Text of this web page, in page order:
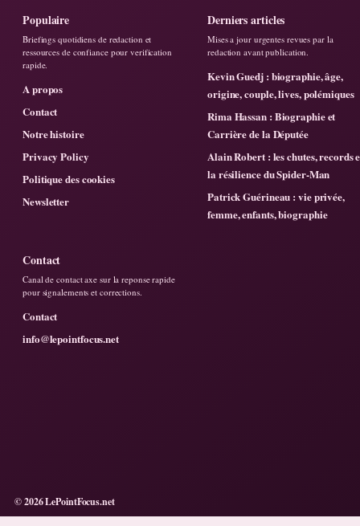
Populaire
Briefings quotidiens de redaction et
ressources de confiance pour verification
rapide.
A propos
Contact
Notre histoire
Privacy Policy
Politique des cookies
Newsletter
Derniers articles
Mises a jour urgentes revues par la
redaction avant publication.
Kevin Guedj : biographie, âge,
origine, couple, lives, polémiques
Rima Hassan : Biographie et
Carrière de la Députée
Alain Robert : les chutes, records
la résilience du Spider-Man
Patrick Guérineau : vie privée,
femme, enfants, biographie
Contact
Canal de contact axe sur la reponse rapide
pour signalements et corrections.
Contact
info@lepointfocus.net
© 2026 LePointFocus.net